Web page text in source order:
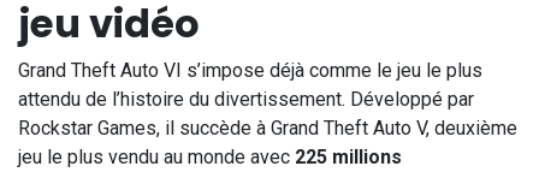
jeu vidéo
Grand Theft Auto VI s’impose déjà comme le jeu le plus
attendu de l’histoire du divertissement. Développé par
Rockstar Games, il succède à Grand Theft Auto V, deuxième
jeu le plus vendu au monde avec 225 millions